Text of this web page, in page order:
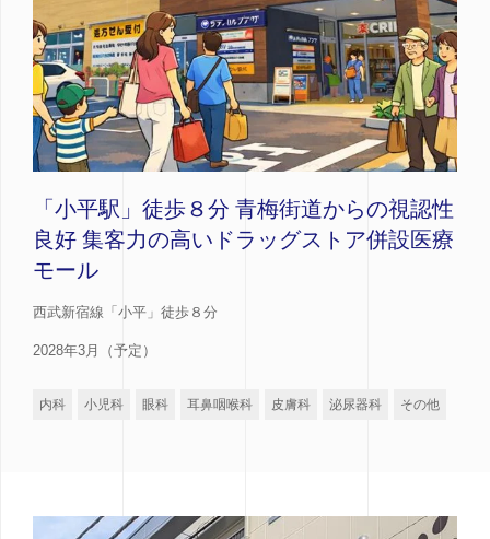
「小平駅」徒歩８分 青梅街道からの視認性
良好 集客力の高いドラッグストア併設医療
モール
西武新宿線「小平」徒歩８分
2028年3月（予定）
内科 小児科 眼科 耳鼻咽喉科 皮膚科 泌尿器科 その他